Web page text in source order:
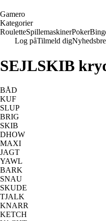
Gamero
Kategorier
RouletteSpillemaskinerPoker
Log påTilmeld dig
SEJLSKIB
BÅD
KUF
SLUP
BRIG
SKIB
DHOW
MAXI
JAGT
YAWL
BARK
SNAU
SKUDE
TJALK
KNARR
KETCH